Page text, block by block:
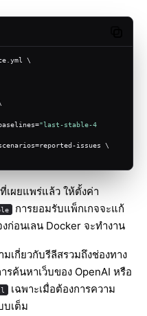
\
"last-stable-4
issues \
ผยแพร่แล้ว ให้ตั้งค่า
การยอมรับแพ็กเกจจะแก้
ก่อนเลน Docker จะทำงาน
เกี่ยวกับรีลีสรวมถึงช่องทาง
รค้นหาเว็บของ OpenAI หรือ
เฉพาะเมื่อต้องการความ
บเต็ม